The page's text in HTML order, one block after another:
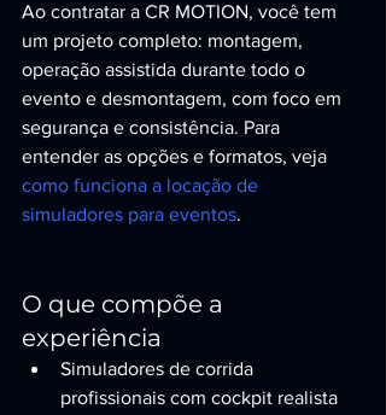
Ao contratar a CR MOTION, você tem
um projeto completo: montagem,
operação assistida durante todo o
evento e desmontagem, com foco em
segurança e consistência. Para
entender as opções e formatos, veja
como funciona a locação de
simuladores para eventos.
O que compõe a
experiência
Simuladores de corrida
profissionais com cockpit realista